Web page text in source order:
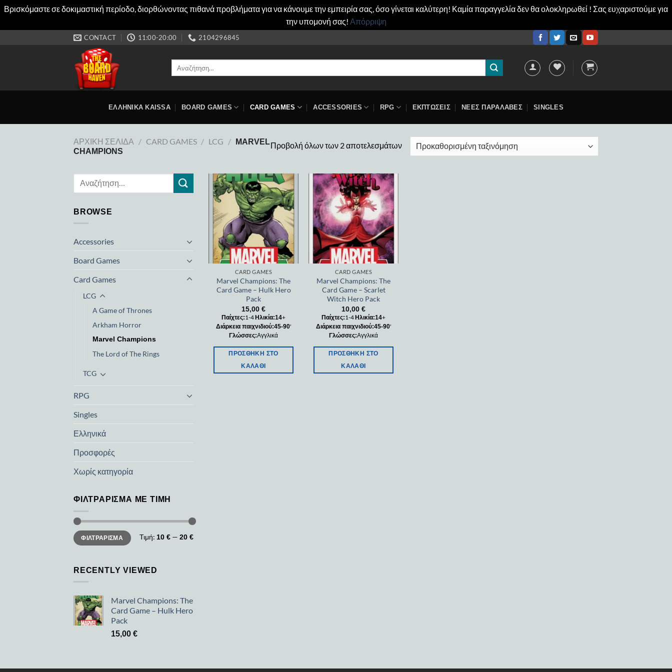
Βρισκόμαστε σε δοκιμαστική περίοδο, διορθώνοντας πιθανά προβλήματα για να κάνουμε την εμπειρία σας, όσο γίνεται καλύτερη! Καμία παραγγελία δεν θα ολοκληρωθεί ! Σας ευχαριστούμε για
την υπομονή σας! Απόρριψη
CONTACT 11:00-20:00 2104296845
ΕΛΛΗΝΙΚΑ KAISSA BOARD GAMES CARD GAMES ACCESSORIES RPG ΕΚΠΤΩΣΕΙΣ ΝΕΕΣ ΠΑΡΑΛΑΒΕΣ SINGLES
ΑΡΧΙΚΉ ΣΕΛΊΔΑ / CARD GAMES / LCG /
MARVEL
CHAMPIONS
Προβολή όλων των 2 αποτελεσμάτων
BROWSE
Accessories
Board Games
Card Games
LCG
A Game of Thrones
Arkham Horror
Marvel Champions
The Lord of The Rings
TCG
RPG
Singles
Ελληνικά
Προσφορές
Χωρίς κατηγορία
ΦΙΛΤΡΆΡΙΣΜΑ ΜΕ ΤΙΜΉ
Ελάχιστη
τιμή
Μέγιστη
τιμήΦΙΛΤΡΆΡΙΣΜΑ Τιμή: 10 € — 20 €
RECENTLY VIEWED
Marvel Champions: The
Card Game – Hulk Hero
Pack
15,00 €
Add to
wishlist
CARD GAMES
Marvel Champions: The
Card Game – Hulk Hero
Pack
15,00 €
Παίχτες:1-4 Ηλικία:14+
Διάρκεια παιχνιδιού:45-90'
Γλώσσες:Αγγλικά
ΠΡΟΣΘΉΚΗ ΣΤΟ
ΚΑΛΆΘΙ
Add to
wishlist
CARD GAMES
Marvel Champions: The
Card Game – Scarlet
Witch Hero Pack
10,00 €
Παίχτες:1-4 Ηλικία:14+
Διάρκεια παιχνιδιού:45-90'
Γλώσσες:Αγγλικά
ΠΡΟΣΘΉΚΗ ΣΤΟ
ΚΑΛΆΘΙ